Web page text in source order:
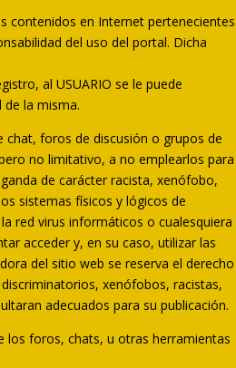
contenidos en Internet pertenecientes
del uso del portal. Dicha
al USUARIO se le puede
la misma.
chat, foros de discusión o grupos de
no limitativo, a no emplearlos para
de carácter racista, xenófobo,
sistemas físicos y lógicos de
red virus informáticos o cualesquiera
acceder y, en su caso, utilizar las
del sitio web se reserva el derecho
xenófobos, racistas,
adecuados para su publicación.
los foros, chats, u otras herramientas